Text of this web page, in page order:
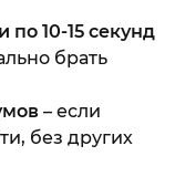
10-15 секунд
брать
– если
без других